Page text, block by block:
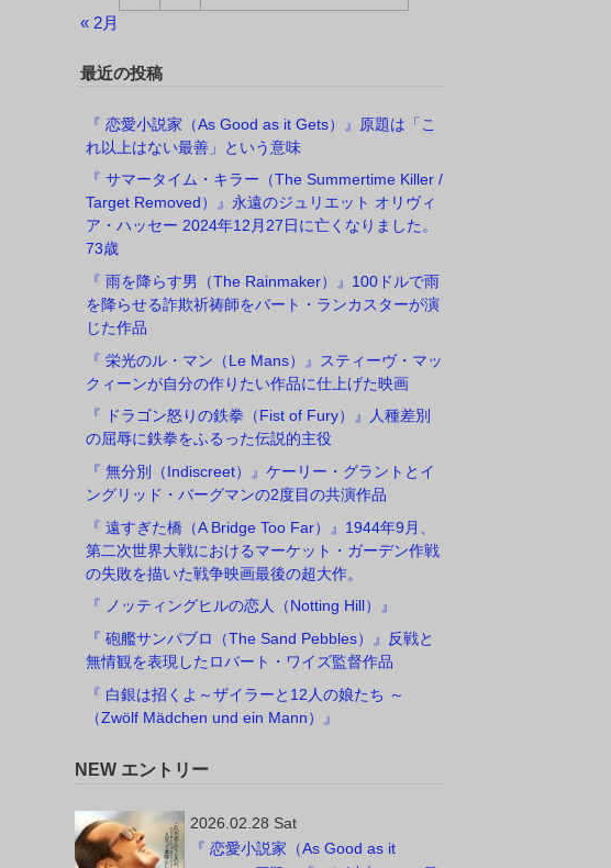
« 2月
最近の投稿
『 恋愛小説家（As Good as it Gets）』原題は「こ
れ以上はない最善」という意味
『 サマータイム・キラー（The Summertime Killer /
Target Removed）』永遠のジュリエット オリヴィ
ア・ハッセー 2024年12月27日に亡くなりました。
73歳
『 雨を降らす男（The Rainmaker）』100ドルで雨
を降らせる詐欺祈祷師をバート・ランカスターが演
じた作品
『 栄光のル・マン（Le Mans）』スティーヴ・マッ
クィーンが自分の作りたい作品に仕上げた映画
『 ドラゴン怒りの鉄拳（Fist of Fury）』人種差別
の屈辱に鉄拳をふるった伝説的主役
『 無分別（Indiscreet）』ケーリー・グラントとイ
ングリッド・バーグマンの2度目の共演作品
『 遠すぎた橋（A Bridge Too Far）』1944年9月、
第二次世界大戦におけるマーケット・ガーデン作戦
の失敗を描いた戦争映画最後の超大作。
『 ノッティングヒルの恋人（Notting Hill）』
『 砲艦サンパブロ（The Sand Pebbles）』反戦と
無情観を表現したロバート・ワイズ監督作品
『 白銀は招くよ～ザイラーと12人の娘たち ～
（Zwölf Mädchen und ein Mann）』
NEW エントリー
2026.02.28 Sat
『 恋愛小説家（As Good as it